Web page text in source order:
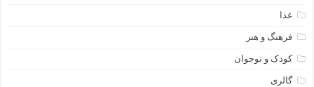
غذا
فرهنگ و هنر
کودک و نوجوان
گالری